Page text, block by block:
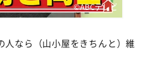
©️ABCテレビ
なら（山小屋をきちんと）維